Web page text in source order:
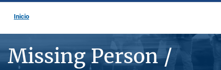
Inicio
Missing Person /